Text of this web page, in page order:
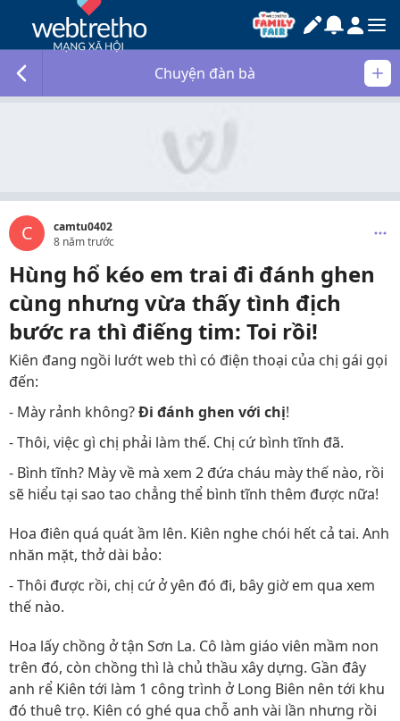
Chuyện đàn bà
C
camtu0402
8 năm trước
Hùng hổ kéo em trai đi đánh ghen
cùng nhưng vừa thấy tình địch
bước ra thì điếng tim: Toi rồi!
Kiên đang ngồi lướt web thì có điện thoại của chị gái gọi
đến:
- Mày rảnh không?Đi đánh ghen với chị!
- Thôi, việc gì chị phải làm thế. Chị cứ bình tĩnh đã.
- Bình tĩnh? Mày về mà xem 2 đứa cháu mày thế nào, rồi
sẽ hiểu tại sao tao chẳng thể bình tĩnh thêm được nữa!
Hoa điên quá quát ầm lên. Kiên nghe chói hết cả tai. Anh
nhăn mặt, thở dài bảo:
- Thôi được rồi, chị cứ ở yên đó đi, bây giờ em qua xem
thế nào.
Hoa lấy chồng ở tận Sơn La. Cô làm giáo viên mầm non
trên đó, còn chồng thì là chủ thầu xây dựng. Gần đây
anh rể Kiên tới làm 1 công trình ở Long Biên nên tới khu
đó thuê trọ. Kiên có ghé qua chỗ anh vài lần nhưng rồi